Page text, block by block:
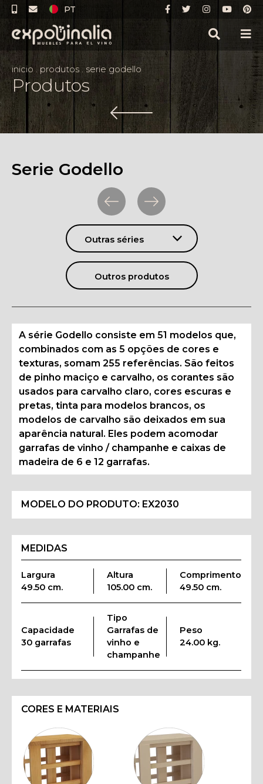
PT
inicio. produtos .serie godello
Produtos
Serie Godello
Outras séries
Outros produtos
A série Godello consiste em 51 modelos que,
combinados com as 5 opções de cores e
texturas, somam 255 referências. São feitos
de pinho maciço e carvalho, os corantes são
usados para carvalho claro, cores escuras e
pretas, tinta para modelos brancos, os
modelos de carvalho são deixados em sua
aparência natural. Eles podem acomodar
garrafas de vinho / champanhe e caixas de
madeira de 6 e 12 garrafas.
MODELO DO PRODUTO: EX2030
MEDIDAS
Largura
49.50 cm.
Altura
105.00 cm.
Comprimento
49.50 cm.
Capacidade
30 garrafas
Tipo
Garrafas de
vinho e
champanhe
Peso
24.00 kg.
CORES E MATERIAIS